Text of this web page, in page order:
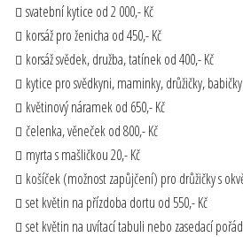
svatební kytice od 2 000,- Kč
korsáž pro ženicha od 450,- Kč
korsáž svědek, družba, tatínek od 400,- Kč
kytice pro svědkyni, maminky, drůžičky,
květinový náramek od 650,- Kč
čelenka, věneček od 800,- Kč
myrta s mašličkou 20,- Kč
košíček (možnost zapůjčení) pro drůžičky s
set květin na přízdoba dortu od 550,- Kč
set květin na uvítací tabuli nebo zasedací